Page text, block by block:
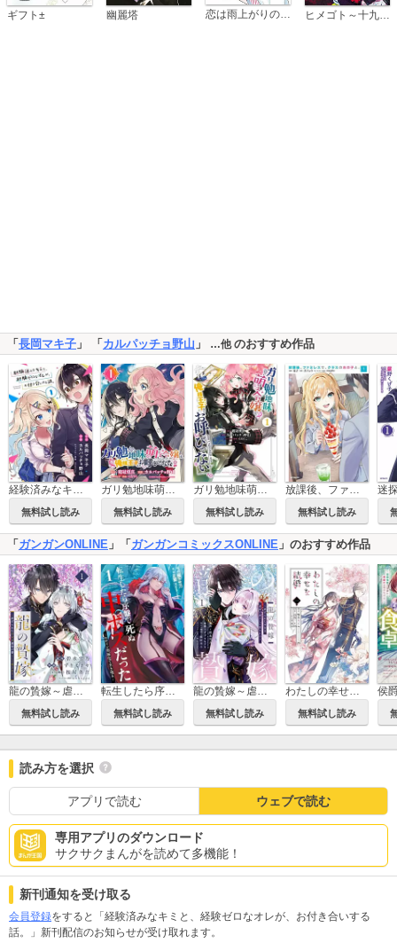
ギフト± 幽麗塔 恋は雨上がりのように
「長岡マキ子 」 「カルパッチョ野山 」 …他のおすすめ作品
経験済みなキミと、経験ゼロなオレが、お付き合いする話。【分冊版】
無料試し読み
ガリ勉地味萌え令嬢は、俺様王子などお呼びでない【分冊版】
無料試し読み
ガリ勉地味萌え令嬢は、俺様王子などお呼びでない
無料試し読み
放課後、ファミレスで、クラスのあの子と。
無料試し読み
迷
「 ガンガンONLINE 」「 ガンガンコミックスONLINE 」のおすすめ作品
無料試し読み 無料試し読み 無料試し読み 無料試し読み
読み方を選択
アプリで読む ウェブで読む
専用アプリのダウンロード
サクサクまんがを読めて多機能！
新刊通知を受け取る
会員登録をすると「経験済みなキミと、経験ゼロなオレが、お付き合いする
話。」新刊配信のお知らせが受け取れます。